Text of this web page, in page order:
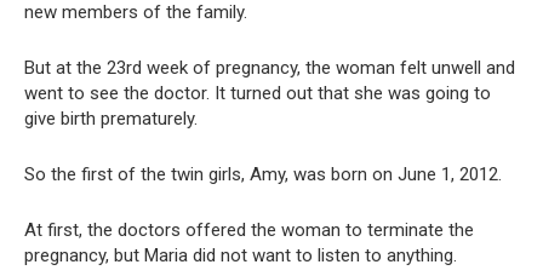
new members of the family.
But at the 23rd week of pregnancy, the woman felt unwell and
went to see the doctor. It turned out that she was going to
give birth prematurely.
So the first of the twin girls, Amy, was born on June 1, 2012.
At first, the doctors offered the woman to terminate the
pregnancy, but Maria did not want to listen to anything.